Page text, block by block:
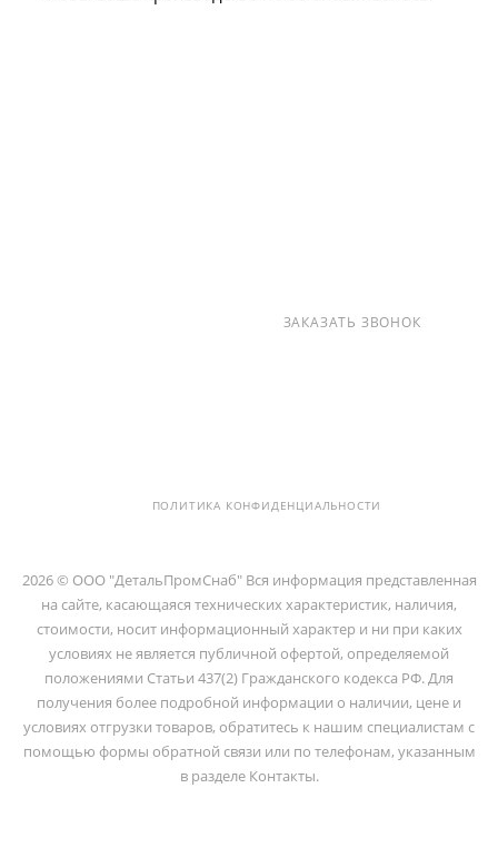
ЗАКАЗАТЬ ЗВОНОК
ПОЛИТИКА КОНФИДЕНЦИАЛЬНОСТИ
2026 © ООО "ДетальПромСнаб" Вся информация представленная
на сайте, касающаяся технических характеристик, наличия,
стоимости, носит информационный характер и ни при каких
условиях не является публичной офертой, определяемой
положениями Статьи 437(2) Гражданского кодекса РФ. Для
получения более подробной информации о наличии, цене и
условиях отгрузки товаров, обратитесь к нашим специалистам с
помощью формы обратной связи или по телефонам, указанным
в разделе Контакты.